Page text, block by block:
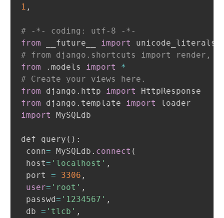
1 ,
# -*- coding: utf-8 -*-
from __future__ import
# from django.shortcuts import render,
from
. models import
*
# Create your views here.
from django . http import
from django . template import
import
MySQLdb
def query ( ) :
conn= MySQLdb . connect (
host= 'localhost' ,
port = 3306 ,
user= 'root' ,
passwd= '1234567' ,
db = 'tlcb' ,